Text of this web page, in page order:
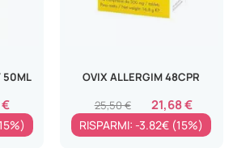
50ML
€
OVIX ALLERGIM 48CPR
21,68 €
25,50 €
RISPARMI: -3.82€ (15%)